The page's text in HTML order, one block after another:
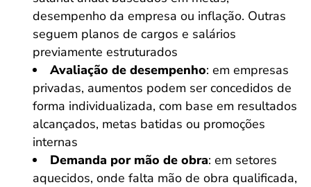
desempenho da empresa ou inflação. Outras
seguem planos de cargos e salários
previamente estruturados
Avaliação de desempenho: em empresas
privadas, aumentos podem ser concedidos de
forma individualizada, com base em resultados
alcançados, metas batidas ou promoções
internas
Demanda por mão de obra: em setores
aquecidos, onde falta mão de obra qualificada,